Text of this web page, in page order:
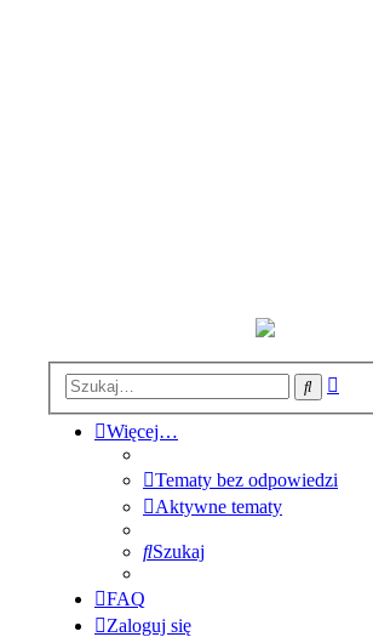
Szukaj
Więcej…
Tematy bez odpowiedzi
Aktywne tematy
Szukaj
FAQ
Zaloguj się